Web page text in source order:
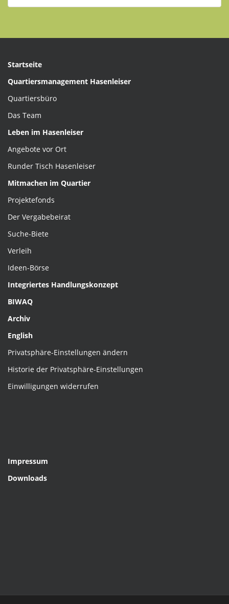
Beiträgen
Startseite
Quartiersmanagement Hasenleiser
Quartiersbüro
Das Team
Leben im Hasenleiser
Angebote vor Ort
Runder Tisch Hasenleiser
Mitmachen im Quartier
Projektefonds
Der Vergabebeirat
Suche-Biete
Verleih
Ideen-Börse
Integriertes Handlungskonzept
BIWAQ
Archiv
English
Privatsphäre-Einstellungen ändern
Historie der Privatsphäre-Einstellungen
Einwilligungen widerrufen
Impressum
Downloads